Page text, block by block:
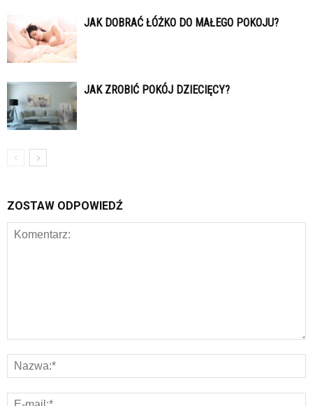
JAK DOBRAĆ ŁÓŻKO DO MAŁEGO POKOJU?
JAK ZROBIĆ POKÓJ DZIECIĘCY?
ZOSTAW ODPOWIEDŹ